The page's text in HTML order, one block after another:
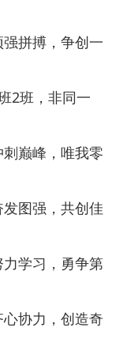
拼搏，争创一
2班，非同一
巅峰，唯我零
图强，共创佳
学习，勇争第
协力，创造奇